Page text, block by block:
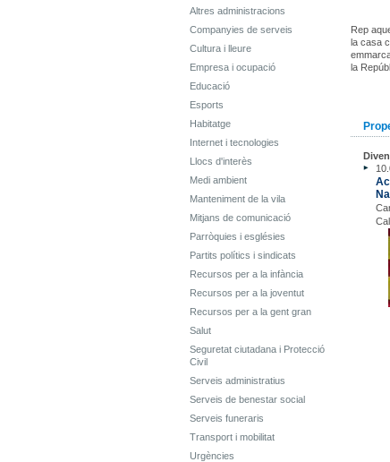
Altres administracions
Companyies de serveis
Cultura i lleure
Empresa i ocupació
Educació
Esports
Habitatge
Internet i tecnologies
Llocs d'interès
Medi ambient
Manteniment de la vila
Mitjans de comunicació
Parròquies i esglésies
Partits polítics i sindicats
Recursos per a la infància
Recursos per a la joventut
Recursos per a la gent gran
Salut
Seguretat ciutadana i Protecció
Civil
Serveis administratius
Serveis de benestar social
Serveis funeraris
Transport i mobilitat
Urgències
Rep
la casa
la